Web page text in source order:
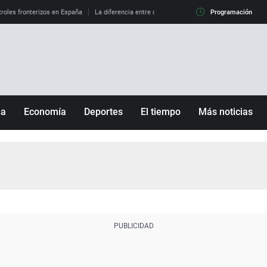
fronterizos en España La diferencia entre observar el eclipse al 99% y al 100%
Programación
Economía Deportes El tiempo Más noticias